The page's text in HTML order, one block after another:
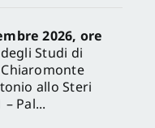
2026, ore
Studi di
allo Steri
Pal...